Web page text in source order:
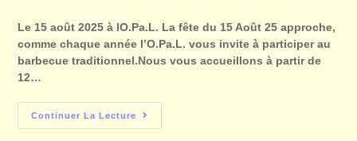
Le 15 août 2025 à lO.Pa.L. La fête du 15 Août 25 approche,
comme chaque année l’O.Pa.L. vous invite à participer au
barbecue traditionnel.Nous vous accueillons à partir de
12…
Continuer La Lecture